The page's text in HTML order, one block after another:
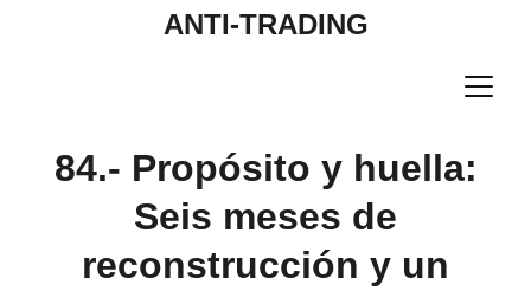
ANTI-TRADING
84.- Propósito y huella:
Seis meses de
reconstrucción y un